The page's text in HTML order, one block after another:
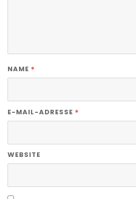
NAME *
E-MAIL-ADRESSE *
WEBSITE